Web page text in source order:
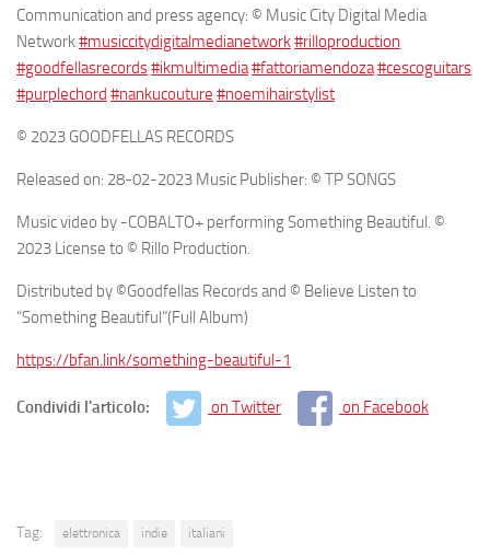
Communication and press agency: © Music City Digital Media
Network#musiccitydigitalmedianetwork#rilloproduction
#goodfellasrecords#ikmultimedia#fattoriamendoza#cescoguitars
#purplechord #nankucouture #noemihairstylist
© 2023 GOODFELLAS RECORDS
Released on: 28-02-2023 Music Publisher: © TP SONGS
Music video by -COBALTO+ performing Something Beautiful. ©
2023 License to © Rillo Production.
Distributed by ©Goodfellas Records and © Believe Listen to
“Something Beautiful”(Full Album)
https://bfan.link/something-beautiful-1
Condividi l'articolo: on Twitter on Facebook
Tag: elettronica indie italiani